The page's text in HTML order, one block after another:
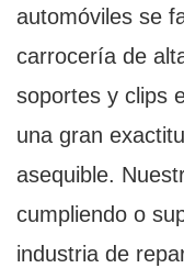
automóviles se
carrocería de
soportes y clips
una gran
asequible.
cumpliendo o
industria de